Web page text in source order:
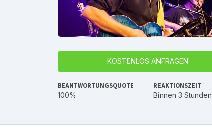
KOSTENLOS ANFRAGEN
BEANTWORTUNGSQUOTE
100%
REAKTIONSZEIT
Binnen 3 Stunden